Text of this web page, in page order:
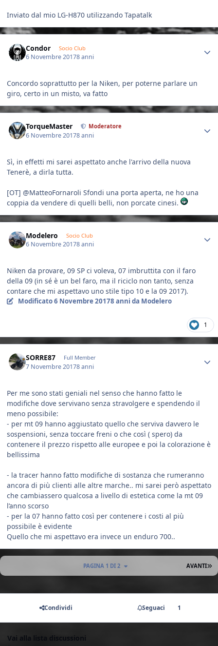
Inviato dal mio LG-H870 utilizzando Tapatalk
Condor Socio Club
6 Novembre 20178 anni
Concordo soprattutto per la Niken, per poterne parlare un
giro, certo in un misto, va fatto
TorqueMaster Moderatore
6 Novembre 20178 anni
Sì, in effetti mi sarei aspettato anche l'arrivo della nuova
Tenerè, a dirla tutta.
[OT] @MatteoFornaroli Sfondi una porta aperta, ne ho una
coppia da vendere di quelli belli, non porcate cinesi.
Modelero Socio Club
6 Novembre 20178 anni
Niken da provare, 09 SP ci voleva, 07 imbruttita con il faro
della 09 (in sé è un bel faro, ma il riciclo non tanto, senza
contare che mi aspettavo uno stile tipo 10 e la 09 2017).
Modificato6 Novembre 20178 anni da Modelero
1
SORRE87 Full Member
7 Novembre 20178 anni
Per me sono stati geniali nel senso che hanno fatto le
modifiche dove servivano senza stravolgere e spendendo il
meno possibile:
- per mt 09 hanno aggiustato quello che serviva davvero le
sospensioni, senza toccare freni o che così ( spero) da
contenere il prezzo rispetto alle europee e poi la colorazione è
bellissima
- la tracer hanno fatto modifiche di sostanza che rumeranno
ancora di più clienti alle altre marche.. mi sarei però aspettato
che cambiassero qualcosa a livello di estetica come la mt 09
l’anno scorso
- per la 07 hanno fatto così per contenere i costi al più
possibile è evidente
Quello che mi aspettavo era invece un enduro 700..
AVANTI
PAGINA 1 DI 2
Condividi Seguaci 1
Vai alla lista discussioni